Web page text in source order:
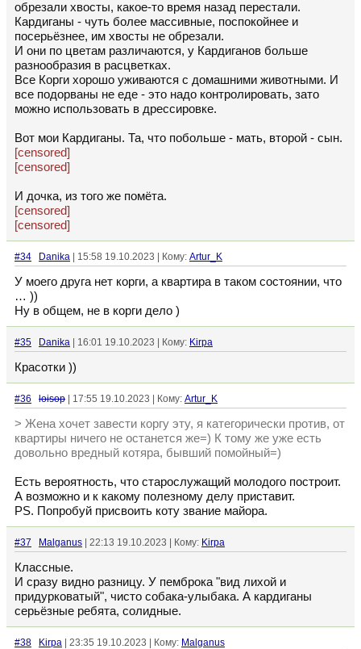
обрезали хвосты, какое-то время назад перестали.
Кардиганы - чуть более массивные, поспокойнее и
посерьёзнее, им хвосты не обрезали.
И они по цветам различаются, у Кардиганов больше
разнообразия в расцветках.
Все Корги хорошо уживаются с домашними животными. И
все подорваны не еде - это надо контролировать, зато
можно использовать в дрессировке.
Вот мои Кардиганы. Та, что побольше - мать, второй - сын.
[censored]
[censored]
И дочка, из того же помёта.
[censored]
[censored]
#34 Danika | 15:58 19.10.2023 | Кому: Artur_K
У моего друга нет корги, а квартира в таком состоянии, что
… ))
Ну в общем, не в корги дело )
#35 Danika | 16:01 19.10.2023 | Кому: Kirpa
Красотки ))
#36 loisop | 17:55 19.10.2023 | Кому: Artur_K
> Жена хочет завести коргу эту, я категорически против, от
квартиры ничего не останется же=) К тому же уже есть
довольно вредный котяра, бывший помойный=)
Есть вероятность, что старослужащий молодого построит.
А возможно и к какому полезному делу приставит.
PS. Попробуй присвоить коту звание майора.
#37 Malganus | 22:13 19.10.2023 | Кому: Kirpa
Классные.
И сразу видно разницу. У пемброка "вид лихой и
придурковатый", чисто собака-улыбака. А кардиганы
серьёзные ребята, солидные.
#38 Kirpa | 23:35 19.10.2023 | Кому: Malganus